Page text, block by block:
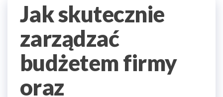
Jak skutecznie
zarządzać
budżetem firmy
oraz